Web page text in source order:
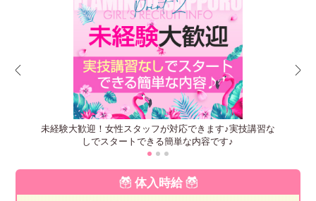
未経験大歓迎！女性スタッフが対応できます♪実技講習な
しでスタートできる簡単な内容です♪
体入時給